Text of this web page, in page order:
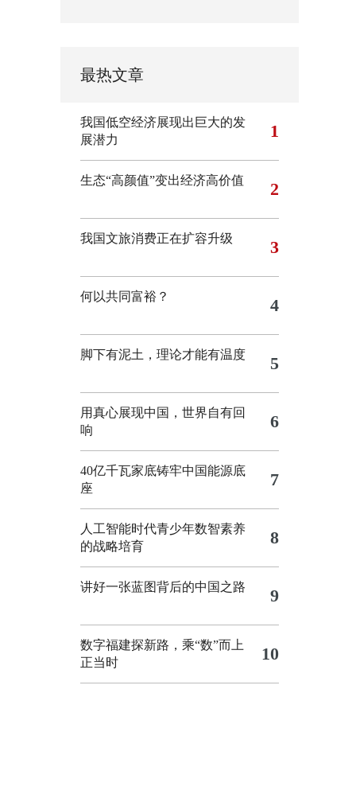
最热文章
我国低空经济展现出巨大的发
展潜力
1
生态“高颜值”变出经济高价值 2
我国文旅消费正在扩容升级 3
何以共同富裕？ 4
脚下有泥土，理论才能有温度 5
用真心展现中国，世界自有回
响
6
40亿千瓦家底铸牢中国能源底
座
7
人工智能时代青少年数智素养
的战略培育
8
讲好一张蓝图背后的中国之路 9
数字福建探新路，乘“数”而上
正当时
10